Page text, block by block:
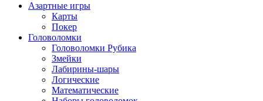
Азартные игры
Карты
Покер
Головоломки
Головоломки Рубика
Змейки
Лабирины-шары
Логические
Математические